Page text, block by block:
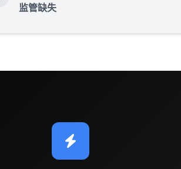
监管缺失